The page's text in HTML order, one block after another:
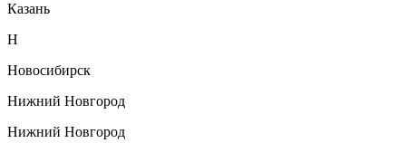
Казань
Н
Новосибирск
Нижний Новгород
Нижний Новгород